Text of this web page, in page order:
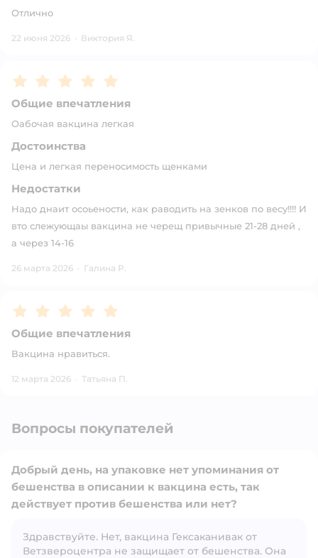
Отлично
22 июня 2026 · Виктория Я.
Рейтинг:5
Общие впечатления
Оабочая вакцина легкая
Достоинства
Цена и легкая переносимость щенками
Недостатки
Надо днаит осоьености, как раводить на зенков по весу!!!! И
вто слежующаы вакцина не черещ привычные 21-28 дней ,
а через 14-16
26 марта 2026 · Галина Р.
Рейтинг:5
Общие впечатления
Вакцина нравиться.
12 марта 2026 · Татьяна П.
Вопросы покупателей
Открыть вопрос
Добрый день, на упаковке нет упоминания от
бешенства в описании к вакцина есть, так
действует против бешенства или нет?
Здравствуйте. Нет, вакцина Гексаканивак от
Ветзвероцентра не защищает от бешенства. Она